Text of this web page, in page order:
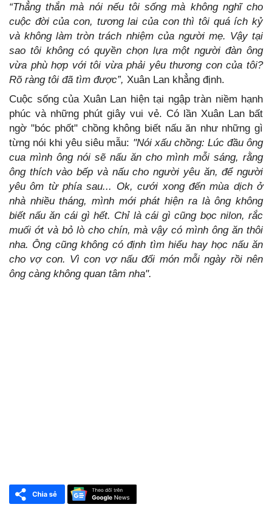
“Thẳng thắn mà nói nếu tôi sống mà không nghĩ cho
cuộc đời của con, tương lai của con thì tôi quá ích kỷ
và không làm tròn trách nhiệm của người mẹ. Vậy tại
sao tôi không có quyền chọn lựa một người đàn ông
vừa phù hợp với tôi vừa phải yêu thương con của tôi?
Rõ ràng tôi đã tìm được”, Xuân Lan khẳng định.
Cuộc sống của Xuân Lan hiện tại ngập tràn niềm hạnh
phúc và những phút giây vui vẻ. Có lần Xuân Lan bất
ngờ "bóc phốt" chồng không biết nấu ăn như những gì
từng nói khi yêu siêu mẫu: "Nói xấu chồng: Lúc đầu ông
cua mình ông nói sẽ nấu ăn cho mình mỗi sáng, rằng
ông thích vào bếp và nấu cho người yêu ăn, để người
yêu ôm từ phía sau... Ok, cưới xong đến mùa dịch ở
nhà nhiều tháng, mình mới phát hiện ra là ông không
biết nấu ăn cái gì hết. Chỉ là cái gì cũng bọc nilon, rắc
muối ớt và bỏ lò cho chín, mà vậy có mình ông ăn thôi
nha. Ông cũng không có định tìm hiểu hay học nấu ăn
cho vợ con. Vì con vợ nấu đổi món mỗi ngày rồi nên
ông càng không quan tâm nha".